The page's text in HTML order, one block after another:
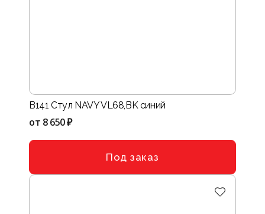
B141 Стул NAVY VL68,BK синий
от 8 650 ₽
Под заказ